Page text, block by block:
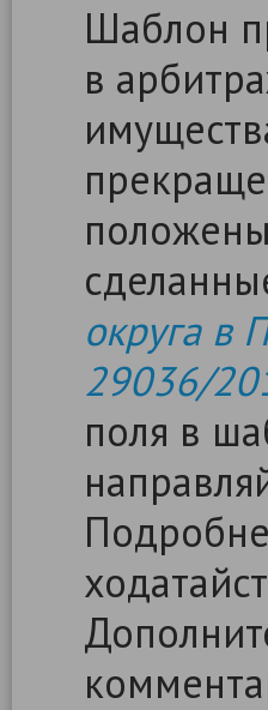
Шаблон
в
округа в
29036/
поля в